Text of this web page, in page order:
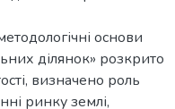
основи
ділянок» розкрито
визначено роль
ринку землі,